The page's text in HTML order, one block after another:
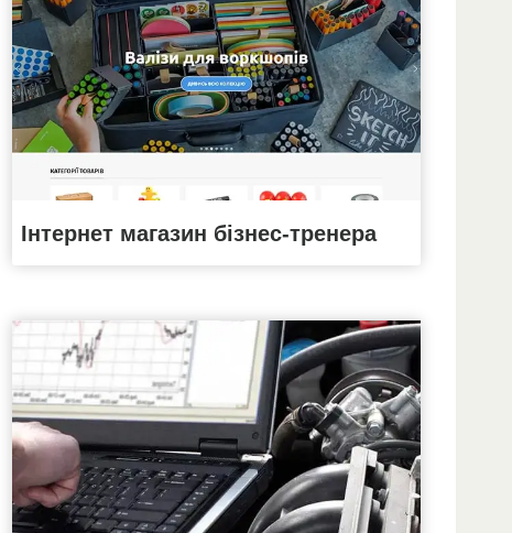
Інтернет магазин бізнес-тренера